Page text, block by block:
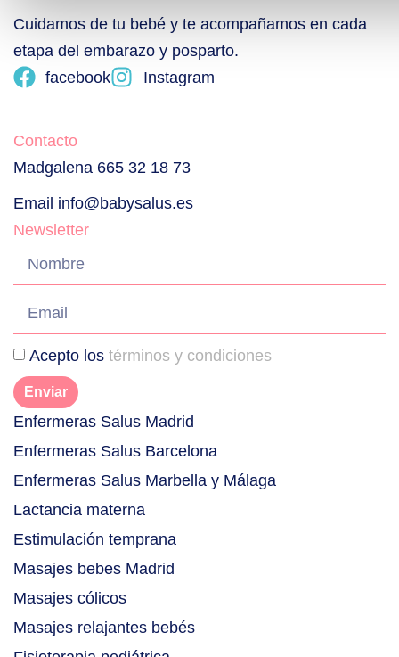
Cuidamos de tu bebé y te acompañamos en cada
etapa del embarazo y posparto.
facebook
Instagram
Contacto
Madgalena 665 32 18 73
Email info@babysalus.es
Newsletter
Acepto los términos y condiciones
Enviar
Enfermeras Salus Madrid
Enfermeras Salus Barcelona
Enfermeras Salus Marbella y Málaga
Lactancia materna
Estimulación temprana
Masajes bebes Madrid
Masajes cólicos
Masajes relajantes bebés